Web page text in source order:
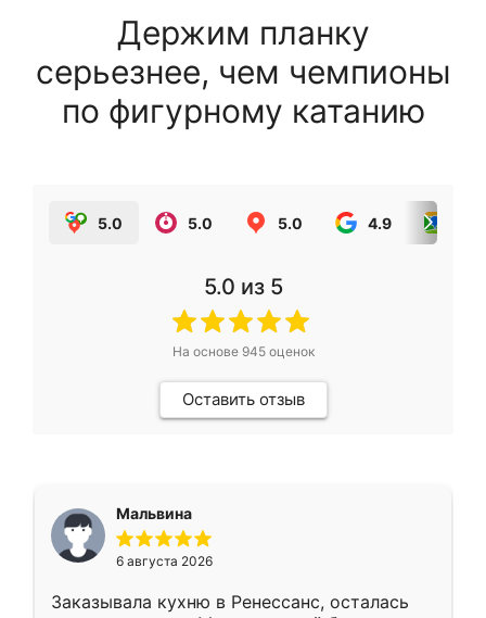
Держим планку
серьезнее, чем чемпионы
по фигурному катанию
5.0 5.0 5.0 4.9
5.0 из 5
На основе 945оценок
Оставить отзыв
Мальвина
6 августа 2026
Заказывала кухню в Ренессанс, осталась